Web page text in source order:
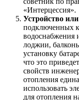
«Интерцессия».
Устройство
подключенных
водоснабжения
лоджии,
установку
что это
свойств
отопления
использовать
для отопления